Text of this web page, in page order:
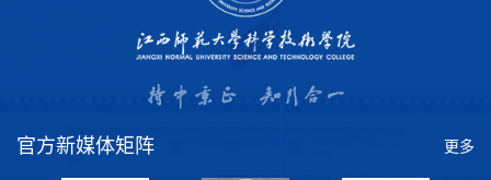
官方新媒体矩阵 更多